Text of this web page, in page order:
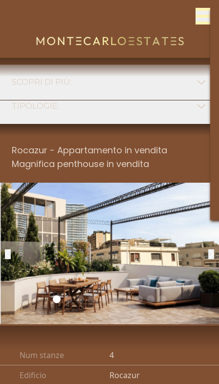
SCOPRI DI PIÙ:
MONACO
ITALIE
OFF MARKET
TIPOLOGIE:
Tipologia
Quartiere
Num stanze
Tipo di proprietà
Prezzo
CERCA
Rocazur - Appartamento in vendita
Magnifica penthouse in vendita
Num stanze
4
Edificio
Rocazur